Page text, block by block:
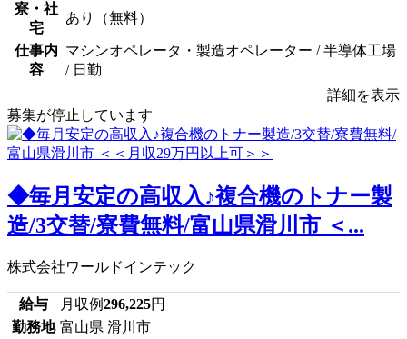
寮・社
宅
あり（無料）
仕事内
容
マシンオペレータ・製造オペレーター / 半導体工場
/ 日勤
詳細を表示
募集が停止しています
◆毎月安定の高収入♪複合機のトナー製
造/3交替/寮費無料/富山県滑川市 ＜...
株式会社ワールドインテック
給与 月収例296,225円
勤務地 富山県 滑川市